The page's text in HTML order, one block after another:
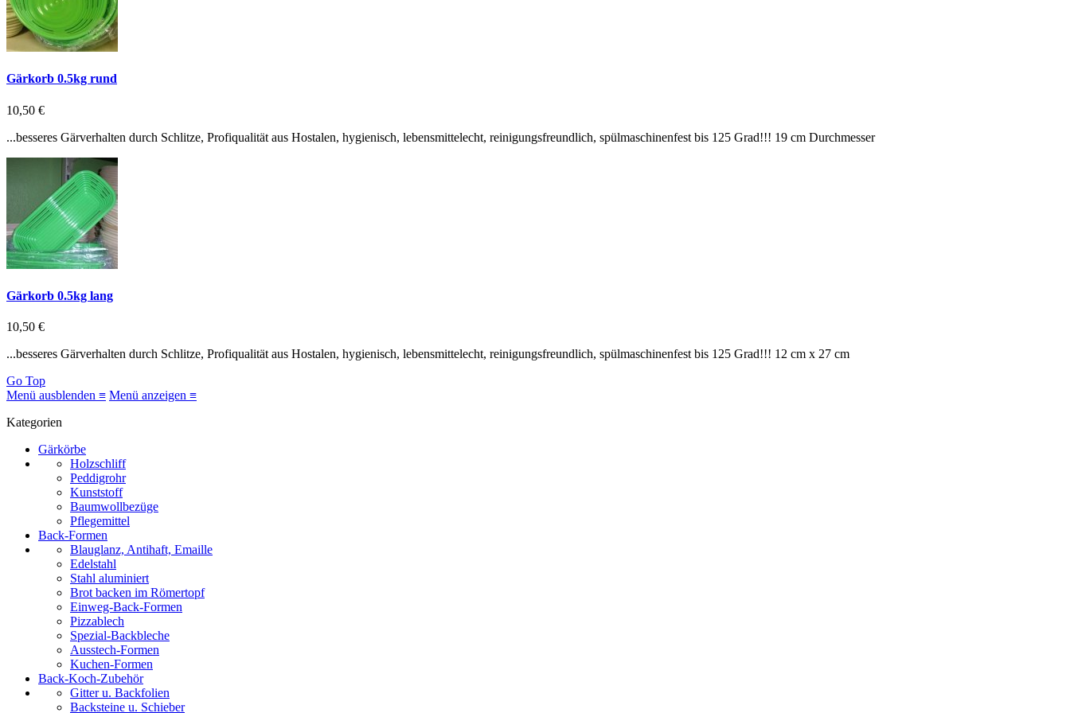
Gärkorb 0.5kg rund
10,50 €
...besseres Gärverhalten durch Schlitze, Profiqualität aus Hostalen, hygienisch, lebensmittelecht, reinigungsfreundlich, spülmaschinenfest bis 125 Grad!!! 19 cm Durchmesser
Gärkorb 0.5kg lang
10,50 €
...besseres Gärverhalten durch Schlitze, Profiqualität aus Hostalen, hygienisch, lebensmittelecht, reinigungsfreundlich, spülmaschinenfest bis 125 Grad!!! 12 cm x 27 cm
Go Top
Menü ausblenden ≡ Menü anzeigen ≡
Kategorien
Gärkörbe
Holzschliff
Peddigrohr
Kunststoff
Baumwollbezüge
Pflegemittel
Back-Formen
Blauglanz, Antihaft, Emaille
Edelstahl
Stahl aluminiert
Brot backen im Römertopf
Einweg-Back-Formen
Pizzablech
Spezial-Backbleche
Ausstech-Formen
Kuchen-Formen
Back-Koch-Zubehör
Gitter u. Backfolien
Backsteine u. Schieber